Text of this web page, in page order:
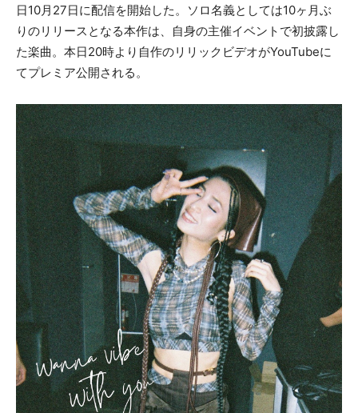
日10月27日に配信を開始した。ソロ名義としては10ヶ月ぶ
りのリリースとなる本作は、自身の主催イベントで初披露し
た楽曲。本日20時より自作のリリックビデオがYouTubeに
てプレミア公開される。